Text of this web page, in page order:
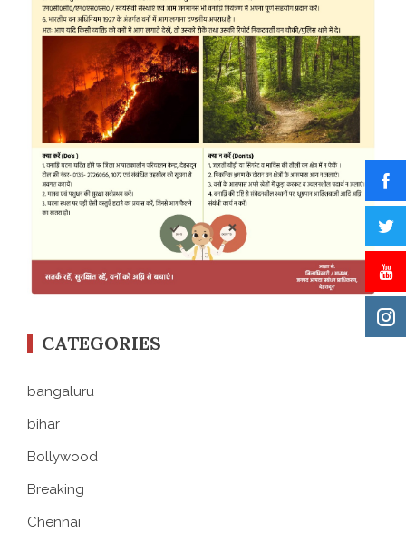
CATEGORIES
bangaluru
bihar
Bollywood
Breaking
Chennai